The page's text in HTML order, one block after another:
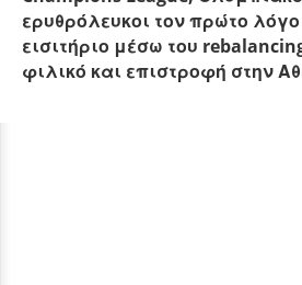
ερυθρόλευκοι τον πρώτο
εισιτήριο μέσω του
φιλικό και επιστροφή στην